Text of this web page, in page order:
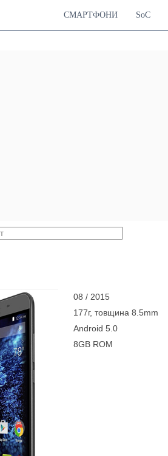
СМАРТФОНИ SoC
08 / 2015
177г, товщина 8.5mm
Android 5.0
8GB ROM